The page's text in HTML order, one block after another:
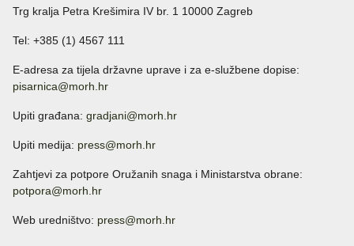
Trg kralja Petra Krešimira IV br. 1 10000 Zagreb
Tel: +385 (1) 4567 111
E-adresa za tijela državne uprave i za e-službene dopise:
pisarnica@morh.hr
Upiti građana: gradjani@morh.hr
Upiti medija: press@morh.hr
Zahtjevi za potpore Oružanih snaga i Ministarstva obrane:
potpora@morh.hr
Web uredništvo: press@morh.hr